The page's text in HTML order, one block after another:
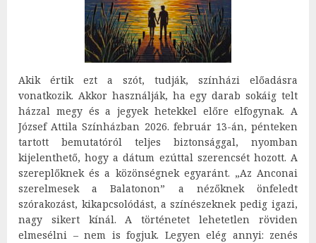
Akik értik ezt a szót, tudják, színházi előadásra
vonatkozik. Akkor használják, ha egy darab sokáig telt
házzal megy és a jegyek hetekkel előre elfogynak. A
József Attila Színházban 2026. február 13-án, pénteken
tartott bemutatóról teljes biztonsággal, nyomban
kijelenthető, hogy a dátum ezúttal szerencsét hozott. A
szereplőknek és a közönségnek egyaránt. „Az Anconai
szerelmesek a Balatonon” a nézőknek önfeledt
szórakozást, kikapcsolódást, a színészeknek pedig igazi,
nagy sikert kínál. A történetet lehetetlen röviden
elmesélni – nem is fogjuk. Legyen elég annyi: zenés